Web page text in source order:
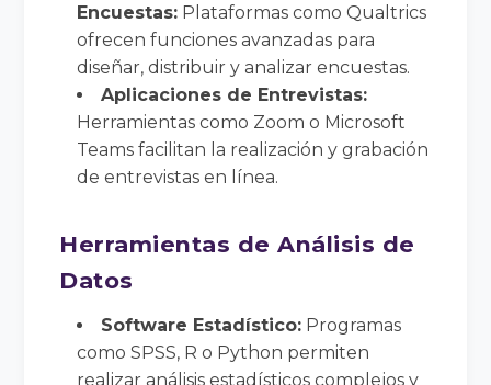
Encuestas: Plataformas como Qualtrics
ofrecen funciones avanzadas para
diseñar, distribuir y analizar encuestas.
Aplicaciones de Entrevistas:
Herramientas como Zoom o Microsoft
Teams facilitan la realización y grabación
de entrevistas en línea.
Herramientas de Análisis de
Datos
Software Estadístico: Programas
como SPSS, R o Python permiten
realizar análisis estadísticos complejos y